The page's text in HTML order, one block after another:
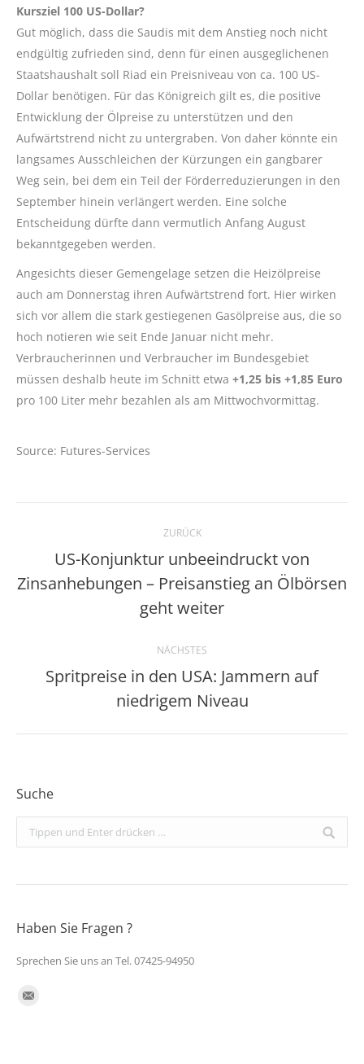
Kursziel 100 US-Dollar?
Gut möglich, dass die Saudis mit dem Anstieg noch nicht
endgültig zufrieden sind, denn für einen ausgeglichenen
Staatshaushalt soll Riad ein Preisniveau von ca. 100 US-
Dollar benötigen. Für das Königreich gilt es, die positive
Entwicklung der Ölpreise zu unterstützen und den
Aufwärtstrend nicht zu untergraben. Von daher könnte ein
langsames Ausschleichen der Kürzungen ein gangbarer
Weg sein, bei dem ein Teil der Förderreduzierungen in den
September hinein verlängert werden. Eine solche
Entscheidung dürfte dann vermutlich Anfang August
bekanntgegeben werden.
Angesichts dieser Gemengelage setzen die Heizölpreise
auch am Donnerstag ihren Aufwärtstrend fort. Hier wirken
sich vor allem die stark gestiegenen Gasölpreise aus, die so
hoch notieren wie seit Ende Januar nicht mehr.
Verbraucherinnen und Verbraucher im Bundesgebiet
müssen deshalb heute im Schnitt etwa +1,25 bis +1,85 Euro
pro 100 Liter mehr bezahlen als am Mittwochvormittag.
Source: Futures-Services
Kommentarnavigation
ZURÜCK
Vorheriger
Beitrag:
US-Konjunktur unbeeindruckt von
Zinsanhebungen – Preisanstieg an Ölbörsen
geht weiter
NÄCHSTES
Nächster
Beitrag:
Spritpreise in den USA: Jammern auf
niedrigem Niveau
Suche
Search:
Haben Sie Fragen ?
Sprechen Sie uns an Tel. 07425-94950
Finden Sie uns auf: